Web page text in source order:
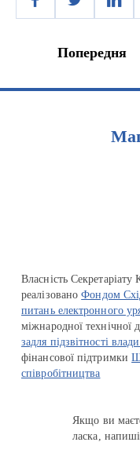
Попередня
Власність
реалізованоФондом
питань електронного
міжнародної технічної
задля підзвітності
фінансової підтримки
співробітництва
Якщо ви
ласка,